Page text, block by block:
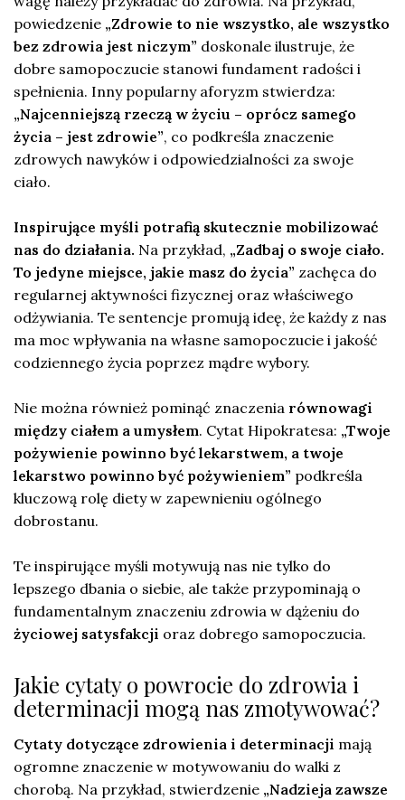
powiedzenie „Zdrowie to nie wszystko, ale wszystko
bez zdrowia jest niczym” doskonale ilustruje, że
dobre samopoczucie stanowi fundament radości i
spełnienia. Inny popularny aforyzm stwierdza:
„Najcenniejszą rzeczą w życiu – oprócz samego
życia – jest zdrowie”, co podkreśla znaczenie
zdrowych nawyków i odpowiedzialności za swoje
ciało.
Inspirujące myśli potrafią skutecznie mobilizować
nas do działania. Na przykład, „Zadbaj o swoje ciało.
To jedyne miejsce, jakie masz do życia” zachęca do
regularnej aktywności fizycznej oraz właściwego
odżywiania. Te sentencje promują ideę, że każdy z nas
ma moc wpływania na własne samopoczucie i jakość
codziennego życia poprzez mądre wybory.
Nie można również pominąć znaczenia równowagi
między ciałem a umysłem. Cytat Hipokratesa: „Twoje
pożywienie powinno być lekarstwem, a twoje
lekarstwo powinno być pożywieniem” podkreśla
kluczową rolę diety w zapewnieniu ogólnego
dobrostanu.
Te inspirujące myśli motywują nas nie tylko do
lepszego dbania o siebie, ale także przypominają o
fundamentalnym znaczeniu zdrowia w dążeniu do
życiowej satysfakcji oraz dobrego samopoczucia.
Jakie cytaty o powrocie do zdrowia i
determinacji mogą nas zmotywować?
Cytaty dotyczące zdrowienia i determinacji mają
ogromne znaczenie w motywowaniu do walki z
chorobą. Na przykład, stwierdzenie „Nadzieja zawsze